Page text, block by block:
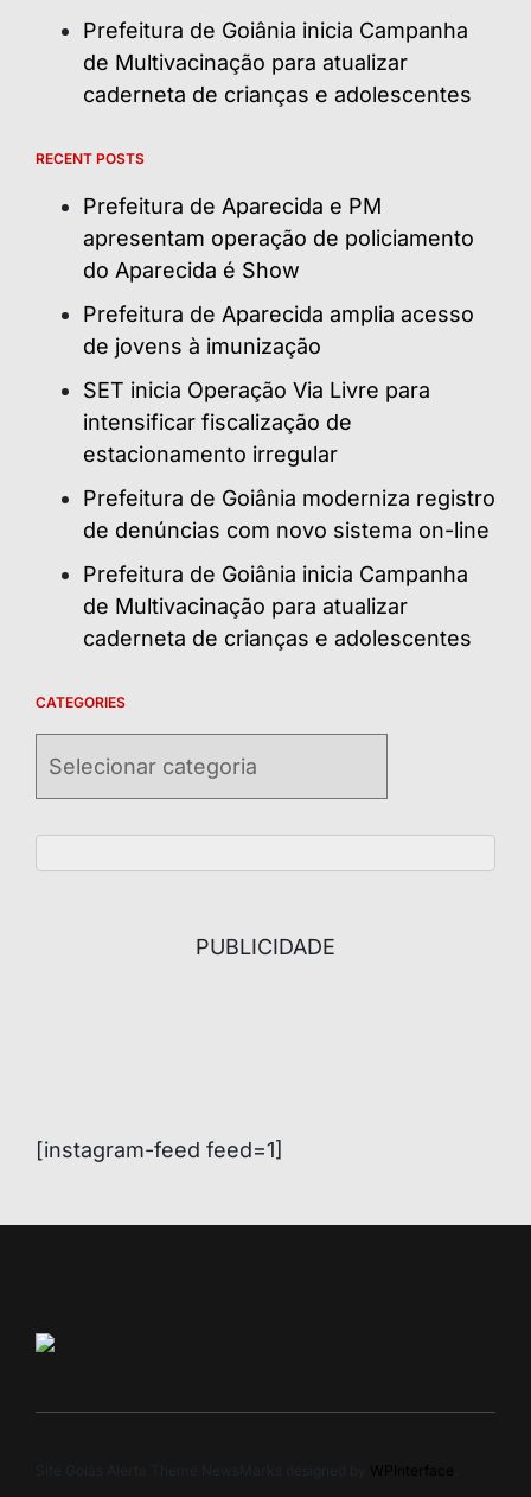
Prefeitura de Goiânia inicia Campanha
de Multivacinação para atualizar
caderneta de crianças e adolescentes
RECENT POSTS
Prefeitura de Aparecida e PM
apresentam operação de policiamento
do Aparecida é Show
Prefeitura de Aparecida amplia acesso
de jovens à imunização
SET inicia Operação Via Livre para
intensificar fiscalização de
estacionamento irregular
Prefeitura de Goiânia moderniza registro
de denúncias com novo sistema on-line
Prefeitura de Goiânia inicia Campanha
de Multivacinação para atualizar
caderneta de crianças e adolescentes
CATEGORIES
PUBLICIDADE
[instagram-feed feed=1]